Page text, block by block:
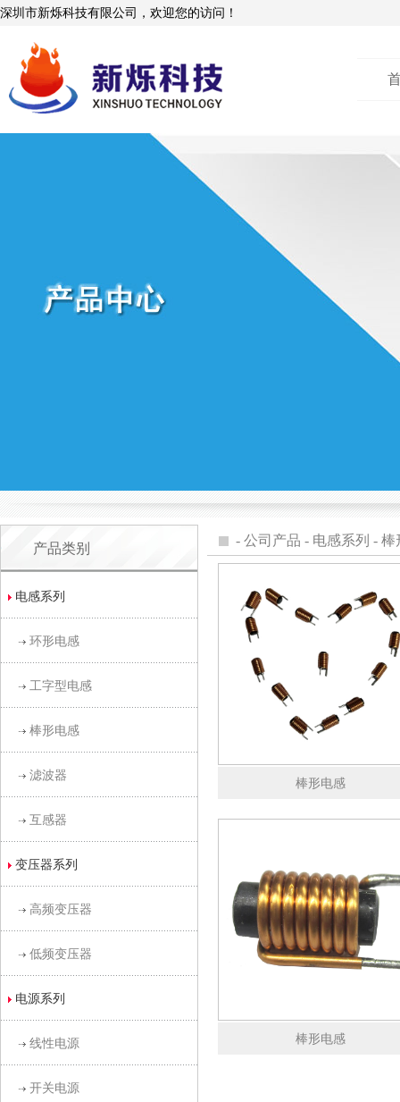
深圳市新烁科技有限公司，欢迎您的访问！
产品类别
电感系列
环形电感
工字型电感
棒形电感
滤波器
互感器
变压器系列
高频变压器
低频变压器
电源系列
线性电源
开关电源
- 公司产品 - 电感系列 - 棒
棒形电感
棒形电感